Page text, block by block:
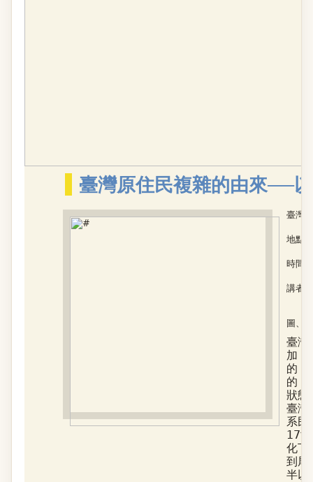
臺灣原住民複雜的由來──
臺灣
地點
時間
講者
圖、
臺灣
加，
的，
的，
狀態
臺灣
系民
17
化下
到尾
半以